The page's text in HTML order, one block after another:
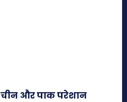
और पाक परेशान